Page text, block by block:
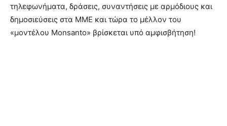
τηλεφωνήματα, δράσεις, συναντήσεις με αρμόδιους και
δημοσιεύσεις στα ΜΜΕ και τώρα το μέλλον του
«μοντέλου Monsanto» βρίσκεται υπό αμφισβήτηση!